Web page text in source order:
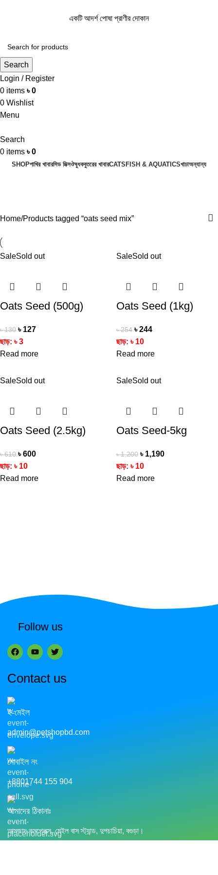
একটি আদর্শ পোষা প্রাণীর দোকান
Search
Login / Register
0 items ৳0
0 Wishlist
Menu
Search
0 items ৳0
SHOPপাখির খাবারসিড মিক্সঔষুধকবুতরের খাবারCATS FISH & AQUATICSখাচাঅন্যান্য
Home Products tagged “oats seed mix”
SaleSold out
Oats Seed (500g)
৳130 ৳ 127
ছাড়: ৳3
Read more
SaleSold out
Oats Seed (1kg)
৳254 ৳244
ছাড়: ৳ 10
Read more
SaleSold out
Oats Seed (2.5kg)
৳610 ৳600
ছাড়: ৳ 10
Read more
SaleSold out
Oats Seed-5kg
৳1,200 ৳ 1,190
ছাড়: ৳ 10
Read more
Follow us
Contact us
ই-মেইল
admin@petshopbd.com
মোবাইল নং
+8801744 155 904
আমাদের ঠিকানাঃ
আমজাদ কমপ্লেক্স, মেইল বাস স্ট্যান্ড, দুপচাচিয়া, বগুড়া।